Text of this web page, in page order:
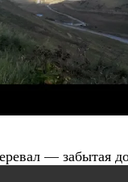
— забытая